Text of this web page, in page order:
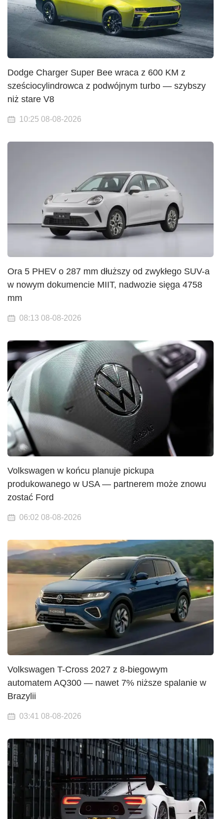
Dodge Charger Super Bee wraca z 600 KM z
sześciocylindrowca z podwójnym turbo — szybszy
niż stare V8
10:25 08-08-2026
Ora 5 PHEV o 287 mm dłuższy od zwykłego SUV-a
w nowym dokumencie MIIT, nadwozie sięga 4758
mm
08:13 08-08-2026
Volkswagen w końcu planuje pickupa
produkowanego w USA — partnerem może znowu
zostać Ford
06:02 08-08-2026
Volkswagen T-Cross 2027 z 8-biegowym
automatem AQ300 — nawet 7% niższe spalanie w
Brazylii
03:41 08-08-2026